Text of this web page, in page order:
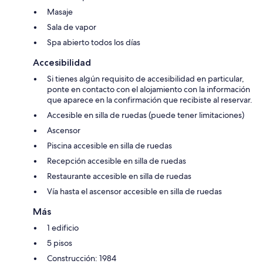
Masaje
Sala de vapor
Spa abierto todos los días
Accesibilidad
Si tienes algún requisito de accesibilidad en particular,
ponte en contacto con el alojamiento con la información
que aparece en la confirmación que recibiste al reservar.
Accesible en silla de ruedas (puede tener limitaciones)
Ascensor
Piscina accesible en silla de ruedas
Recepción accesible en silla de ruedas
Restaurante accesible en silla de ruedas
Vía hasta el ascensor accesible en silla de ruedas
Más
1 edificio
5 pisos
Construcción: 1984